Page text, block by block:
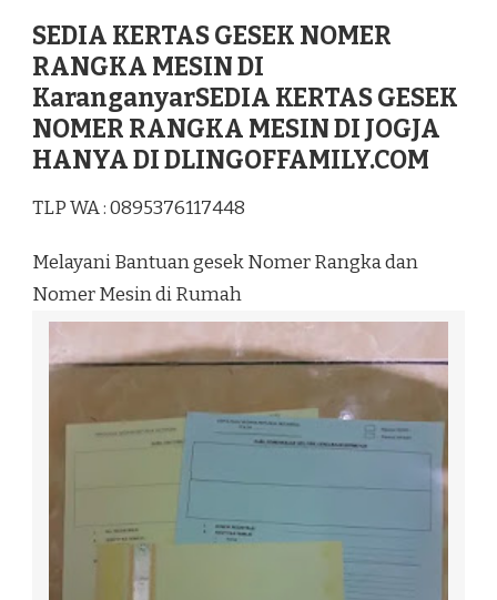
NOMER
MESIN
DI
KARANGANYAR
SEDIA KERTAS GESEK NOMER
RANGKA MESIN DI
KaranganyarSEDIA KERTAS GESEK
NOMER RANGKA MESIN DI JOGJA
HANYA DI DLINGOFFAMILY.COM
TLP WA : 0895376117448
Melayani Bantuan gesek Nomer Rangka dan
Nomer Mesin di Rumah